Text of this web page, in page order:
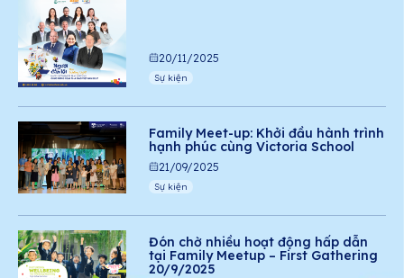
20/11/2025
Sự kiện
Family Meet-up: Khởi đầu hành trình
hạnh phúc cùng Victoria School
21/09/2025
Sự kiện
Đón chờ nhiều hoạt động hấp dẫn
tại Family Meetup – First Gathering
20/9/2025